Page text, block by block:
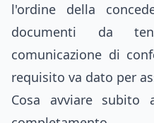
l'ordine della
documenti da
comunicazione di
requisito va dato per
Cosa avviare subito